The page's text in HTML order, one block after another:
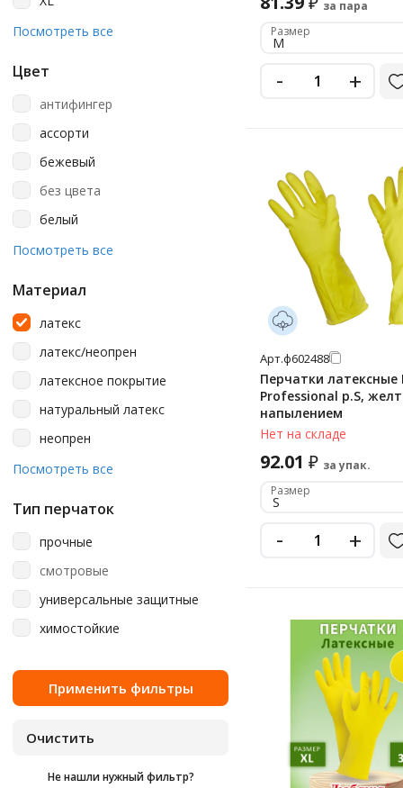
Manipula
Manipula Specialist
Merida
Mitra
Officeclean
Paclan
Rabbitex
Vileda
Vileda Professional
York
Азри
Ампаро
Артпласт
Континентпак
XXL
Посмотреть все
Цвет
антифингер
ассорти
бежевый
без цвета
белый
голубой
мятно-зеленый
оранжевый
розовый
светло-зеленый
синий
стальной
фиолетовый
черный
Посмотреть все
Материал
латекс
латекс/неопрен
латексное покрытие
натуральный латекс
неопрен
нержавеющая сталь
резина
Посмотреть все
Тип перчаток
прочные
смотровые
универсальные защитные
химостойкие
Не нашли нужный фильтр?
за пара
Размер
M
- +
Арт.ф602488
Перчатки латексные
Professional р.S,
напылением
Нет на складе
92.01 ₽ за упак.
Размер
S
- +